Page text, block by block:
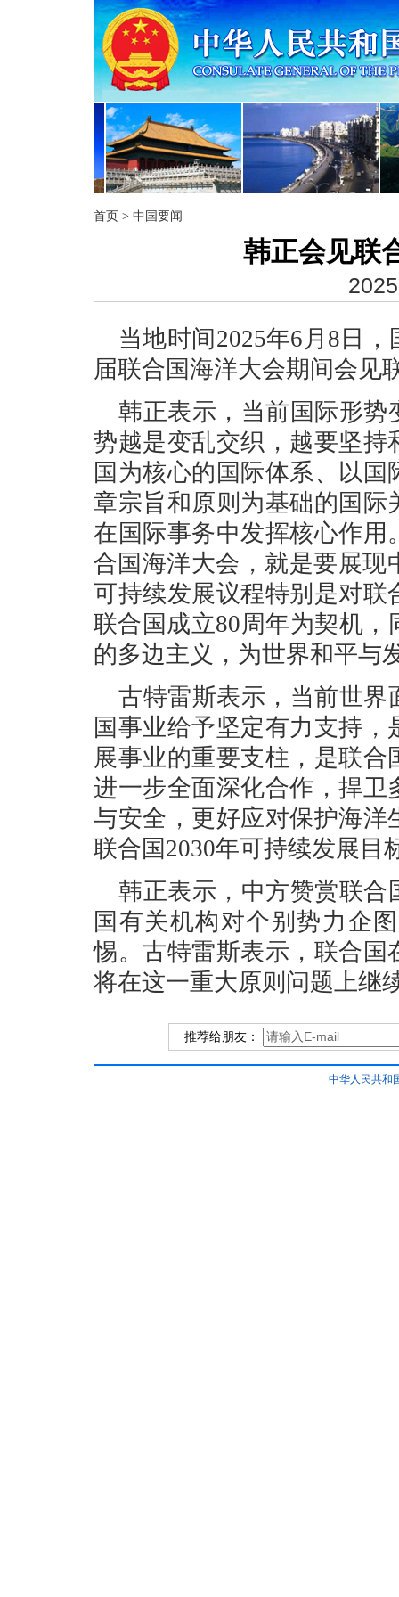
首页 > 中国要闻
韩正会见联
当地时间2025年6月8日
届联合国海洋大会期间会见
韩正表示，当前国际形势
势越是变乱交织，越要坚
国为核心的国际体系、以
章宗旨和原则为基础的国
在国际事务中发挥核心作
合国海洋大会，就是要展现
可持续发展议程特别是对
联合国成立80周年为契机
的多边主义，为世界和平与
古特雷斯表示，当前世界
国事业给予坚定有力支持
展事业的重要支柱，是联
进一步全面深化合作，捍
与安全，更好应对保护海
联合国2030年可持续发展目
韩正表示，中方赞赏联合
国有关机构对个别势力企
惕。古特雷斯表示，联合
将在这一重大原则问题上继
推荐给朋友：
中华人民共和